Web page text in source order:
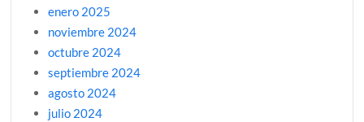
enero 2025
noviembre 2024
octubre 2024
septiembre 2024
agosto 2024
julio 2024